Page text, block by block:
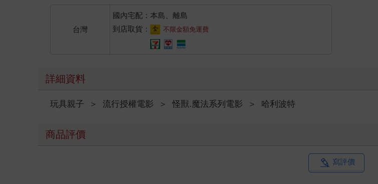
台灣
國內宅配：本島、離島
到店取貨：
不限金額免運費
詳細資料
玩具親子 ＞ 流行授權電影 ＞ 怪獸.魔法系列電影 ＞ 哈利波特
商品評價
寫評價